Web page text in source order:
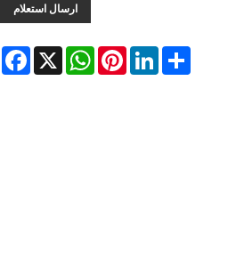
ارسال استعلام
Facebook
X WhatsApp
PinterestLinkedIn